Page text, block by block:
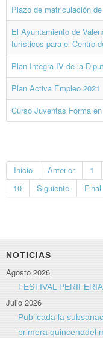
Plazo de matriculación
El Ayuntamiento de
turísticos para el Centro
Plan Integra IV de la
Plan Activa Empleo 2021
Curso Juventas Forma
Inicio Anterior 1
10
Siguiente Final
NOTICIAS
Agosto 2026
FESTIVAL
Julio 2026
Publicada la
primera quincenadel